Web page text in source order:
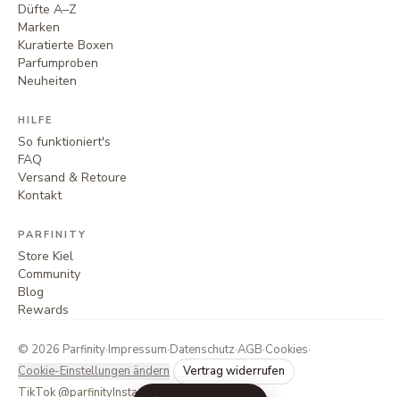
Düfte A–Z
Marken
Kuratierte Boxen
Parfumproben
Neuheiten
HILFE
So funktioniert's
FAQ
Versand & Retoure
Kontakt
PARFINITY
Store Kiel
Community
Blog
Rewards
© 2026 Parfinity·Impressum·Datenschutz·AGB·Cookies·
Cookie-Einstellungen ändern
Vertrag widerrufen
TikTok @parfinityInstagram @parfinity.de